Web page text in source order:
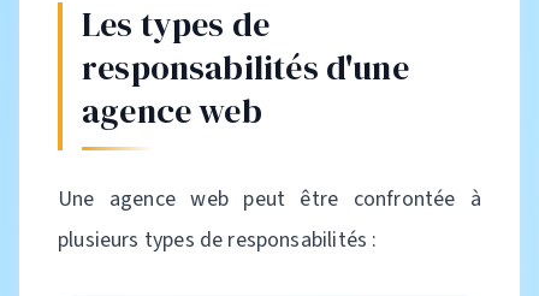
Les types de
responsabilités d'une
agence web
Une agence web peut être confrontée à
plusieurs types de responsabilités :